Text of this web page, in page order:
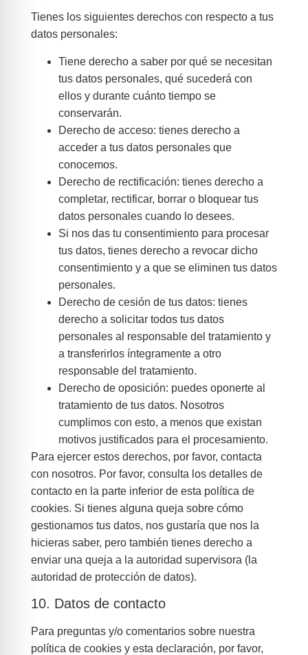
Tienes los siguientes derechos con respecto a tus
datos personales:
Tiene derecho a saber por qué se necesitan
tus datos personales, qué sucederá con
ellos y durante cuánto tiempo se
conservarán.
Derecho de acceso: tienes derecho a
acceder a tus datos personales que
conocemos.
Derecho de rectificación: tienes derecho a
completar, rectificar, borrar o bloquear tus
datos personales cuando lo desees.
Si nos das tu consentimiento para procesar
tus datos, tienes derecho a revocar dicho
consentimiento y a que se eliminen tus datos
personales.
Derecho de cesión de tus datos: tienes
derecho a solicitar todos tus datos
personales al responsable del tratamiento y
a transferirlos íntegramente a otro
responsable del tratamiento.
Derecho de oposición: puedes oponerte al
tratamiento de tus datos. Nosotros
cumplimos con esto, a menos que existan
motivos justificados para el procesamiento.
Para ejercer estos derechos, por favor, contacta
con nosotros. Por favor, consulta los detalles de
contacto en la parte inferior de esta política de
cookies. Si tienes alguna queja sobre cómo
gestionamos tus datos, nos gustaría que nos la
hicieras saber, pero también tienes derecho a
enviar una queja a la autoridad supervisora (la
autoridad de protección de datos).
10. Datos de contacto
Para preguntas y/o comentarios sobre nuestra
política de cookies y esta declaración, por favor,